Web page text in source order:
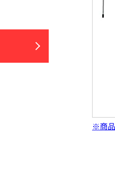
※商